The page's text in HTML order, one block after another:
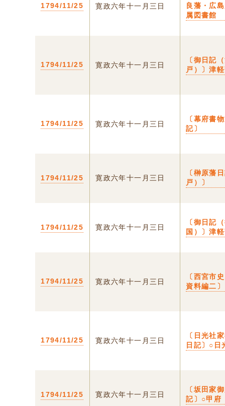
1794/11/25 寛政六年十一月三日
良藩・広
属図書館
1794/11/25 寛政六年十一月三日
〔御日記
戸）〕津
1794/11/25 寛政六年十一月三日
〔幕府書
記〕
1794/11/25 寛政六年十一月三日
〔榊原藩
戸）〕
1794/11/25 寛政六年十一月三日
〔御日記
国）〕津
1794/11/25 寛政六年十一月三日
〔西宮
資料編二
1794/11/25 寛政六年十一月三日
〔日光社
日記〕○日
1794/11/25 寛政六年十一月三日
〔坂田家
記〕○甲府